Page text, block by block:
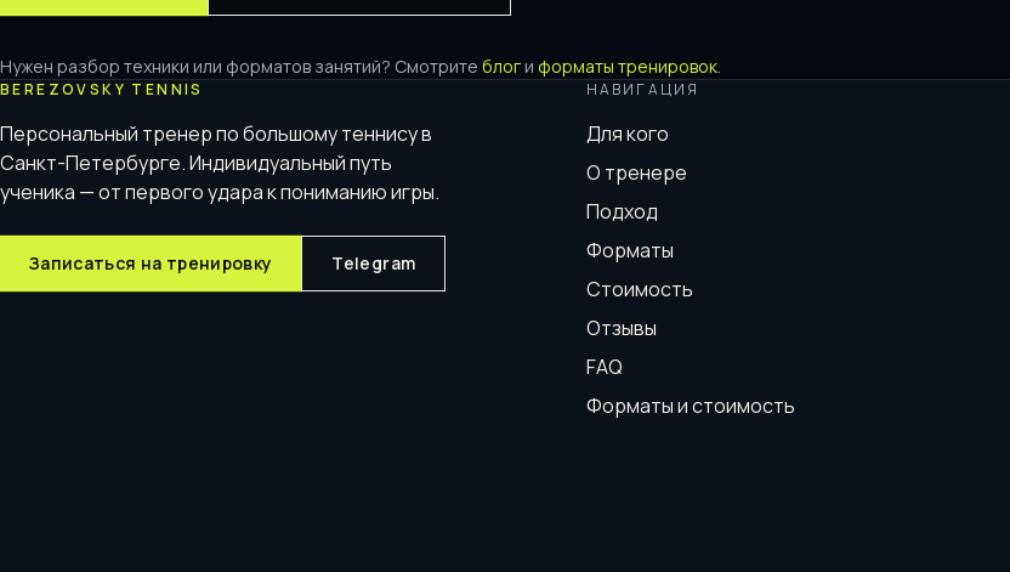
Нужен разбор техники или форматов занятий? Смотрите блог и форматы тренировок.
BEREZOVSKY TENNIS
Персональный тренер по большому теннису в
Санкт-Петербурге. Индивидуальный путь
ученика — от первого удара к пониманию игры.
Записаться на тренировку Telegram
НАВИГАЦИЯ
Для кого
О тренере
Подход
Форматы
Стоимость
Отзывы
FAQ
Форматы и стоимость